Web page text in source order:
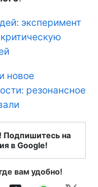
эксперимент
новое
резонансное
Подпишитесь на
в Google!
вам удобно!